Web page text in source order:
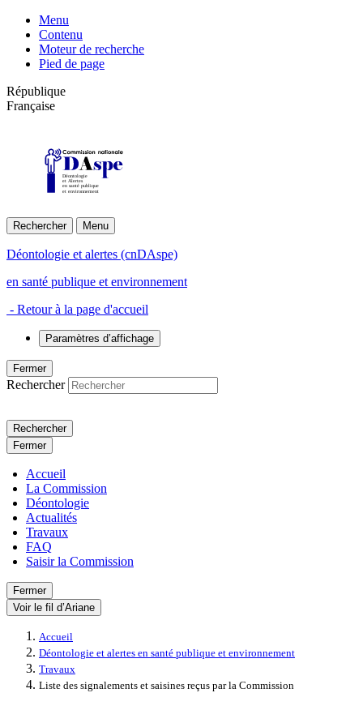
Menu
Contenu
Moteur de recherche
Pied de page
République
Française
Déontologie
et Alertes
en santé publique
et environnement
Rechercher Menu
Déontologie et alertes (cnDAspe)
en santé publique et environnement
- Retour à la page d'accueil
Paramètres d’affichage
Fermer
Rechercher
Rechercher
Fermer
Accueil
La Commission
Déontologie
Actualités
Travaux
FAQ
Saisir la Commission
Fermer
Voir le fil d’Ariane
Accueil
Déontologie et alertes en santé publique et environnement
Travaux
Liste des signalements et saisines reçus par la Commission